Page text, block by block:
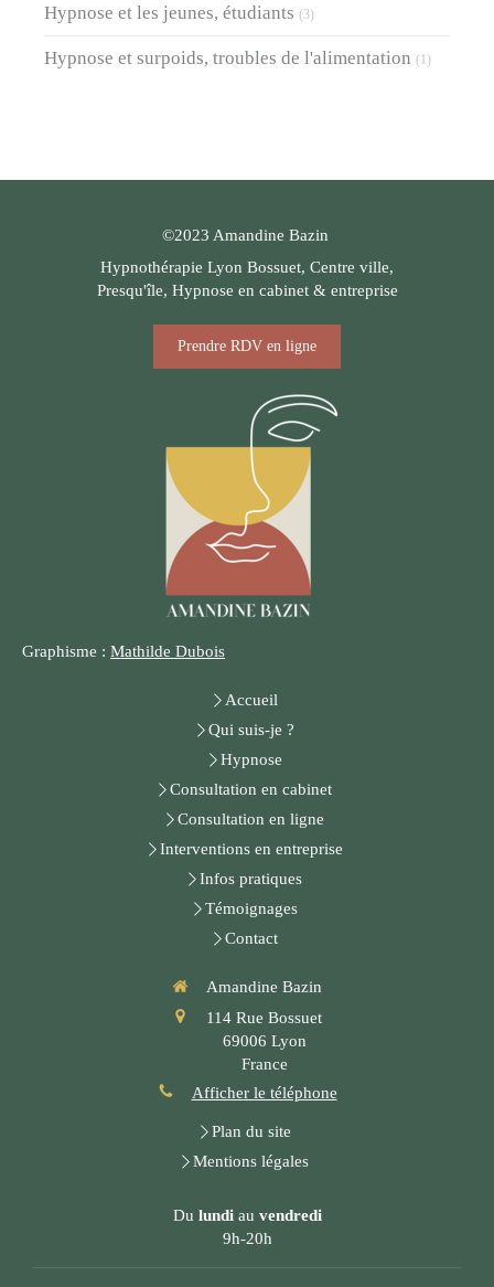
Hypnose et les jeunes, étudiants (3)
Hypnose et surpoids, troubles de l'alimentation (1)
©2023 Amandine Bazin
Hypnothérapie Lyon Bossuet, Centre ville,
Presqu'île, Hypnose en cabinet & entreprise
Prendre RDV en ligne
Graphisme : Mathilde Dubois
Accueil
Qui suis-je ?
Hypnose
Consultation en cabinet
Consultation en ligne
Interventions en entreprise
Infos pratiques
Témoignages
Contact
Amandine Bazin
114 Rue Bossuet
69006 Lyon
France
Afficher le téléphone
Plan du site
Mentions légales
Du lundiau vendredi
9h-20h